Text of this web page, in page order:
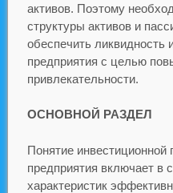
активов. Поэтому
структуры активов и
обеспечить ликвидность
предприятия с целью
привлекательности.
ОСНОВНОЙ РАЗДЕЛ
Понятие инвестиционной
предприятия включает в
характеристик